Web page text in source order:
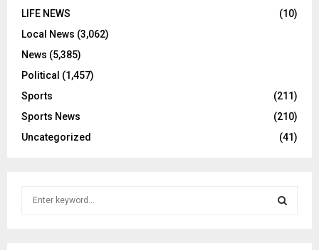
LIFE NEWS
(10)
Local News (3,062)
News (5,385)
Political (1,457)
Sports
(211)
Sports News
(210)
Uncategorized
(41)